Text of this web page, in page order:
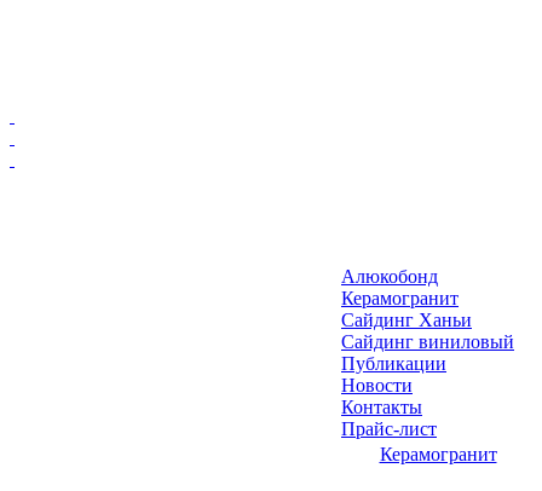
Алюкобонд
Керамогранит
Сайдинг Ханьи
Сайдинг виниловый
Публикации
Новости
Контакты
Прайс-лист
Керамогранит